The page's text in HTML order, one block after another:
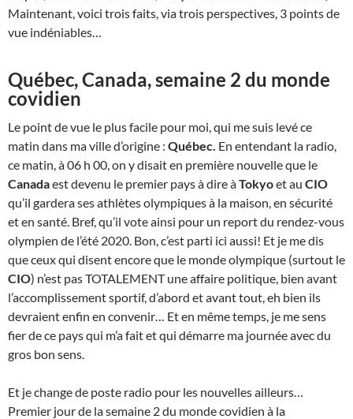
Maintenant, voici trois faits, via trois perspectives, 3 points de
vue indéniables…
Québec, Canada, semaine 2 du monde
covidien
Le point de vue le plus facile pour moi, qui me suis levé ce
matin dans ma ville d’origine : Québec. En entendant la radio,
ce matin, à 06 h 00, on y disait en première nouvelle que le
Canadaest devenu le premier pays à dire àTokyoet au CIO
qu’il gardera ses athlètes olympiques à la maison, en sécurité
et en santé. Bref, qu’il vote ainsi pour un report du rendez-vous
olympien de l’été 2020. Bon, c’est parti ici aussi! Et je me dis
que ceux qui disent encore que le monde olympique (surtout le
CIO) n’est pas TOTALEMENT une affaire politique, bien avant
l’accomplissement sportif, d’abord et avant tout, eh bien ils
devraient enfin en convenir… Et en même temps, je me sens
fier de ce pays qui m’a fait et qui démarre ma journée avec du
gros bon sens.
Et je change de poste radio pour les nouvelles ailleurs…
Premier jour de la semaine 2 du monde covidien à la